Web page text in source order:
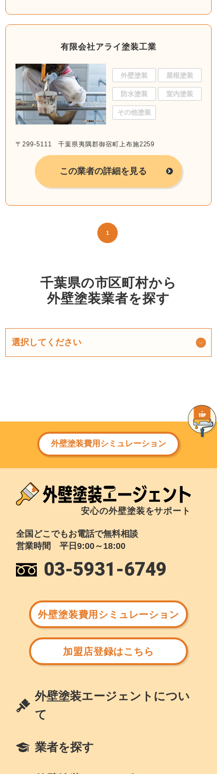
有限会社アライ塗装工業
外壁塗装 屋根塗装
防水塗装 室内塗装
その他塗装
〒299-5111 千葉県夷隅郡御宿町上布施2259
この業者の詳細を見る
1
千葉県の市区町村から
外壁塗装業者を探す
外壁塗装費用シミュレーション
安心の外壁塗装をサポート
全国どこでもお電話で無料相談
営業時間 平日9:00～18:00
03-5931-6749
外壁塗装費用シミュレーション
加盟店登録はこちら
外壁塗装エージェントについ
て
業者を探す